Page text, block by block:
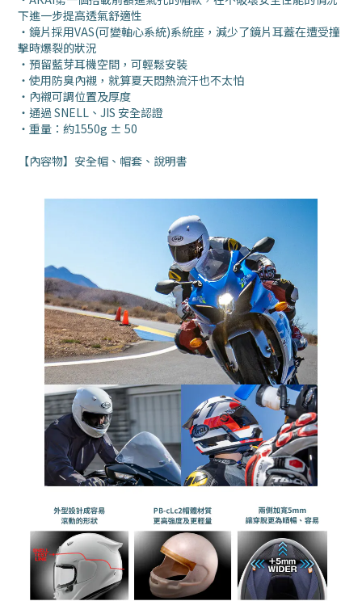
下進一步提高透氣舒適性
・鏡片採用VAS(可變軸心系統)系統座，減少了鏡片耳蓋在遭受撞
擊時爆裂的狀況
・預留藍芽耳機空間，可輕鬆安裝
・使用防臭內襯，就算夏天悶熱流汗也不太怕
・內襯可調位置及厚度
・ 通過 SNELL、JIS 安全認證
・ 重量：約1550g ± 50
【內容物】安全帽、帽套、說明書